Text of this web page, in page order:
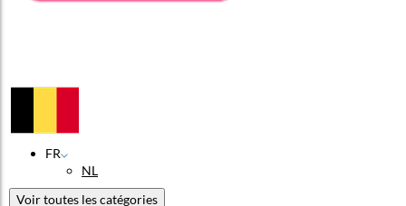
FR
NL
Voir toutes les catégories